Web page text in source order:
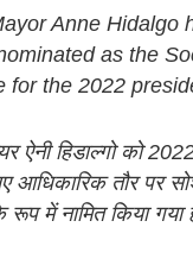
Anne Hidalgo
as the
for the 2022
ऐनी हिडाल्गो को
आधिकारिक तौर पर
रूप में नामित किया गया